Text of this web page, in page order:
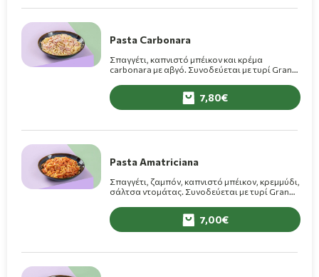
Pasta Carbonara
Σπαγγέτι, καπνιστό μπέικον και κρέμα
carbonara με αβγό. Συνοδεύεται με τυρί Grana
7,80
Pasta Amatriciana
Σπαγγέτι, ζαμπόν, καπνιστό μπέικον, κρεμμύδι,
σάλτσα ντομάτας. Συνοδεύεται με τυρί Grana
7,00